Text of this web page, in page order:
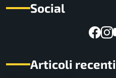
Social
Articoli recenti